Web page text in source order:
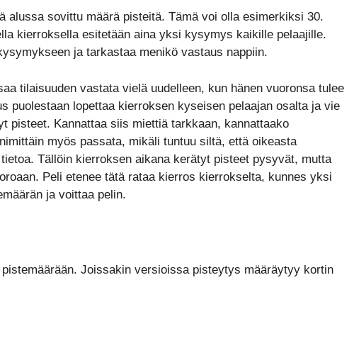
alussa sovittu määrä pisteitä. Tämä voi olla esimerkiksi 30.
kierroksella esitetään aina yksi kysymys kaikille pelaajille.
ja tarkastaa menikö vastaus nappiin.
tilaisuuden vastata vielä uudelleen, kun hänen vuoronsa tulee
puolestaan lopettaa kierroksen kyseisen pelaajan osalta ja vie
pisteet. Kannattaa siis miettiä tarkkaan, kannattaako
myös passata, mikäli tuntuu siltä, että oikeasta
Tällöin kierroksen aikana kerätyt pisteet pysyvät, mutta
Peli etenee tätä rataa kierros kierrokselta, kunnes yksi
ja voittaa pelin.
Joissakin versioissa pisteytys määräytyy kortin